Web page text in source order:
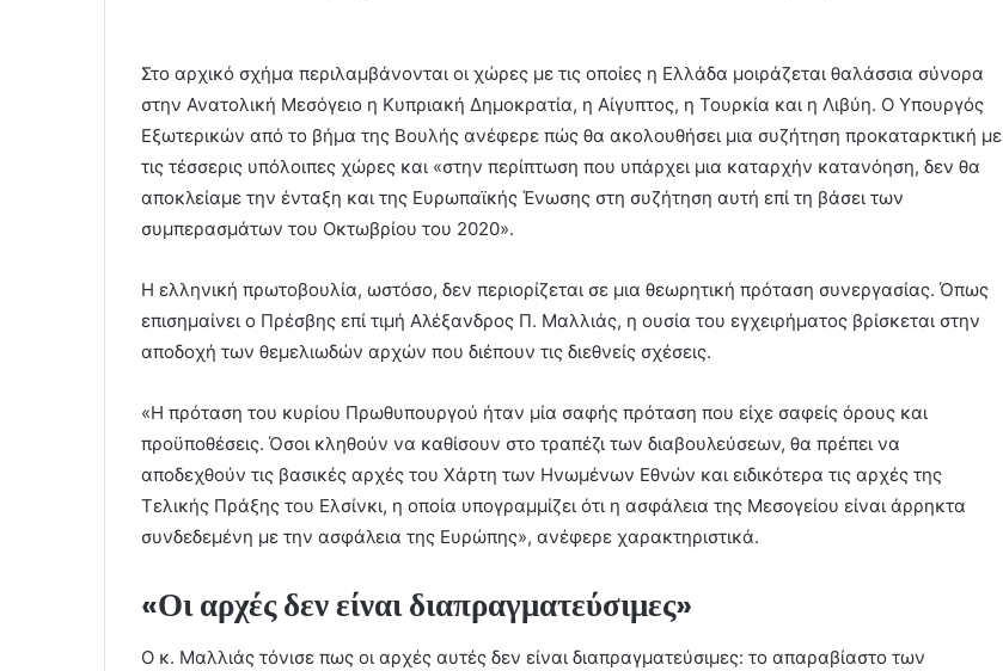
Στο αρχικό σχήμα περιλαμβάνονται οι χώρες με τις οποίες η Ελλάδα μοιράζεται θαλάσσια σύνορα
στην Ανατολική Μεσόγειο η Κυπριακή Δημοκρατία, η Αίγυπτος, η Τουρκία και η Λιβύη. Ο Υπουργός
Εξωτερικών από το βήμα της Βουλής ανέφερε πώς θα ακολουθήσει μια συζήτηση προκαταρκτική με
τις τέσσερις υπόλοιπες χώρες και «στην περίπτωση που υπάρχει μια καταρχήν κατανόηση, δεν θα
αποκλείαμε την ένταξη και της Ευρωπαϊκής Ένωσης στη συζήτηση αυτή επί τη βάσει των
συμπερασμάτων του Οκτωβρίου του 2020».
Η ελληνική πρωτοβουλία, ωστόσο, δεν περιορίζεται σε μια θεωρητική πρόταση συνεργασίας. Όπως
επισημαίνει ο Πρέσβης επί τιμή Αλέξανδρος Π. Μαλλιάς, η ουσία του εγχειρήματος βρίσκεται στην
αποδοχή των θεμελιωδών αρχών που διέπουν τις διεθνείς σχέσεις.
«Η πρόταση του κυρίου Πρωθυπουργού ήταν μία σαφής πρόταση που είχε σαφείς όρους και
προϋποθέσεις. Όσοι κληθούν να καθίσουν στο τραπέζι των διαβουλεύσεων, θα πρέπει να
αποδεχθούν τις βασικές αρχές του Χάρτη των Ηνωμένων Εθνών και ειδικότερα τις αρχές της
Τελικής Πράξης του Ελσίνκι, η οποία υπογραμμίζει ότι η ασφάλεια της Μεσογείου είναι άρρηκτα
συνδεδεμένη με την ασφάλεια της Ευρώπης», ανέφερε χαρακτηριστικά.
«Οι αρχές δεν είναι διαπραγματεύσιμες»
Ο κ. Μαλλιάς τόνισε πως οι αρχές αυτές δεν είναι διαπραγματεύσιμες: το απαραβίαστο των